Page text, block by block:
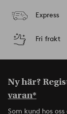
Express
Fri frakt
Ny här?
varan*
Som kund hos